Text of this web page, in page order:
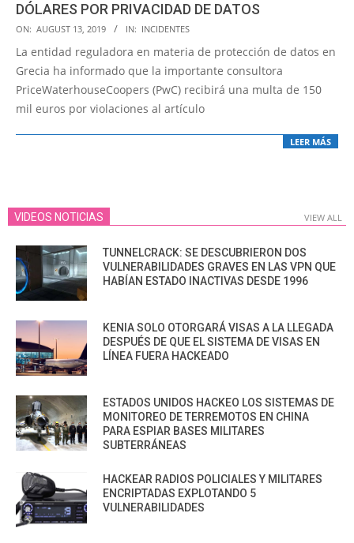
DÓLARES POR PRIVACIDAD DE DATOS
2019-
08-
13
ON: AUGUST 13, 2019 IN: INCIDENTES
La entidad reguladora en materia de protección de datos en
Grecia ha informado que la importante consultora
PriceWaterhouseCoopers (PwC) recibirá una multa de 150
mil euros por violaciones al artículo
LEER MÁS
VIDEOS NOTICIAS VIEW ALL
TUNNELCRACK: SE DESCUBRIERON DOS
VULNERABILIDADES GRAVES EN LAS VPN QUE
HABÍAN ESTADO INACTIVAS DESDE 1996
KENIA SOLO OTORGARÁ VISAS A LA LLEGADA
DESPUÉS DE QUE EL SISTEMA DE VISAS EN
LÍNEA FUERA HACKEADO
ESTADOS UNIDOS HACKEO LOS SISTEMAS DE
MONITOREO DE TERREMOTOS EN CHINA
PARA ESPIAR BASES MILITARES
SUBTERRÁNEAS
HACKEAR RADIOS POLICIALES Y MILITARES
ENCRIPTADAS EXPLOTANDO 5
VULNERABILIDADES